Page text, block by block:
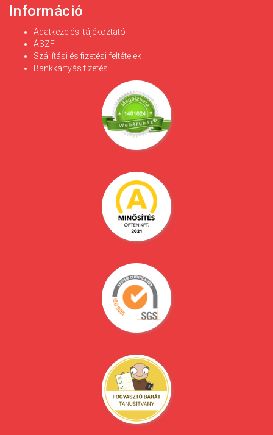
Információ
Adatkezelési tájékoztató
ÁSZF
Szállítási és fizetési feltételek
Bankkártyás fizetés